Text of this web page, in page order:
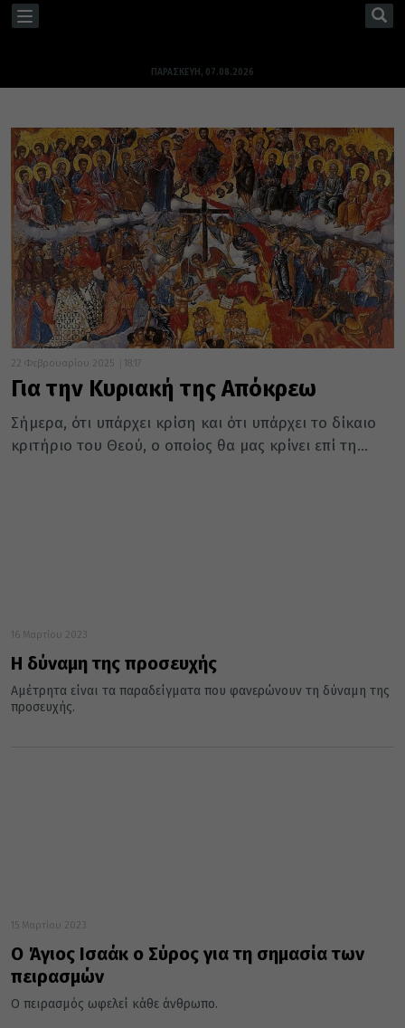
TOGGLE
ΠΑΡΑΣΚΕΥΉ, 07.08.2026
22 Φεβρουαρίου 2025 18:17
Για την Κυριακή της Απόκρεω
Σήμερα, ότι υπάρχει κρίση και ότι υπάρχει το δίκαιο
κριτήριο του Θεού, ο οποίος θα μας κρίνει επί τη...
16 Μαρτίου 2023
Η δύναμη της προσευχής
Αμέτρητα είναι τα παραδείγματα που φανερώνουν τη δύναμη της
προσευχής.
15 Μαρτίου 2023
Ο Άγιος Ισαάκ ο Σύρος για τη σημασία των
πειρασμών
Ο πειρασμός ωφελεί κάθε άνθρωπο.